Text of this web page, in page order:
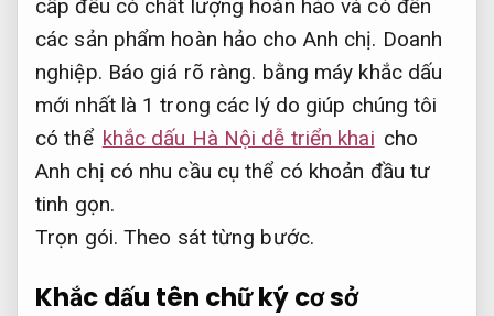
cấp đều có chất lượng hoàn hảo và có đến
các sản phẩm hoàn hảo cho Anh chị. Doanh
nghiệp. Báo giá rõ ràng. bằng máy khắc dấu
mới nhất là 1 trong các lý do giúp chúng tôi
có thể khắc dấu Hà Nội dễ triển khai cho
Anh chị có nhu cầu cụ thể có khoản đầu tư
tinh gọn.
Trọn gói. Theo sát từng bước.
Khắc dấu tên chữ ký cơ sở